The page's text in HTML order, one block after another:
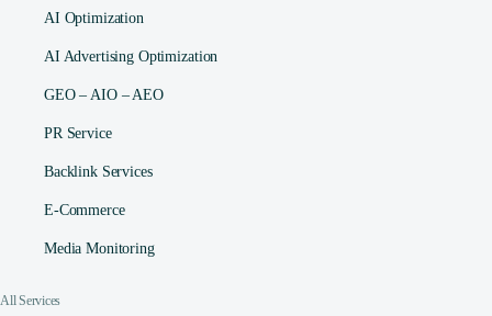
AI Optimization
AI Advertising Optimization
GEO – AIO – AEO
PR Service
Backlink Services
E-Commerce
Media Monitoring
All Services